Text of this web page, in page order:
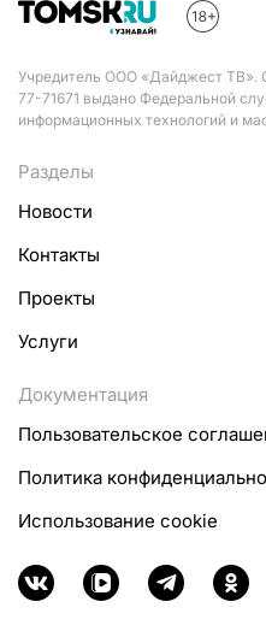
Учредитель ООО «Дайджест
77-71671 выдано Федеральной
информационных технологий и
Разделы
Новости
Контакты
Проекты
Услуги
Документация
Пользовательское
Политика
Использование cookie